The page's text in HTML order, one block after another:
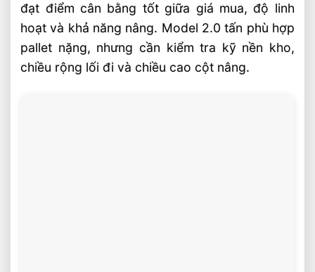
đạt điểm cân bằng tốt giữa giá mua, độ linh
hoạt và khả năng nâng. Model 2.0 tấn phù hợp
pallet nặng, nhưng cần kiểm tra kỹ nền kho,
chiều rộng lối đi và chiều cao cột nâng.